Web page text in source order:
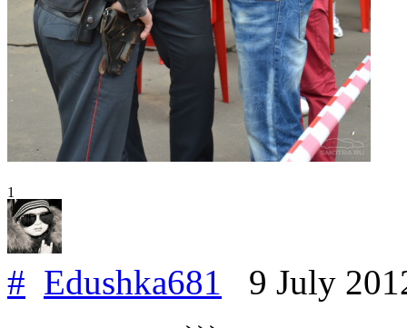
1
# Edushka681 9 July